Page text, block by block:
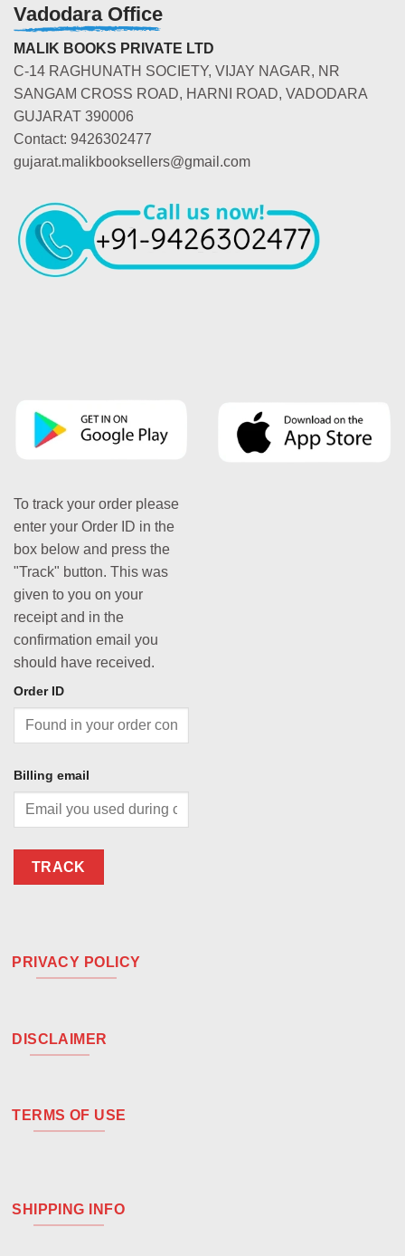
Vadodara Office
MALIK BOOKS PRIVATE LTD
C-14 RAGHUNATH SOCIETY, VIJAY NAGAR, NR
SANGAM CROSS ROAD, HARNI ROAD, VADODARA
GUJARAT 390006
Contact: 9426302477
gujarat.malikbooksellers@gmail.com
To track your order please
enter your Order ID in the
box below and press the
"Track" button. This was
given to you on your
receipt and in the
confirmation email you
should have received.
Order ID
Billing email
TRACK
PRIVACY POLICY
DISCLAIMER
TERMS OF USE
SHIPPING INFO